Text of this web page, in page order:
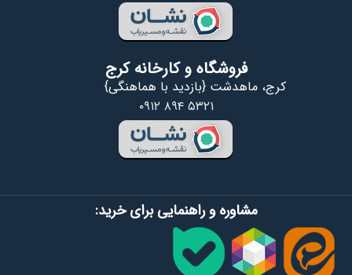
فروشگاه و کارخانه کرج
کرج، ماهدشت {بازدید با هماهنگی}
۰۹۱۲ ۸۹۴ ۵۳۲۱
مشاوره و راهنمایی برای خرید: